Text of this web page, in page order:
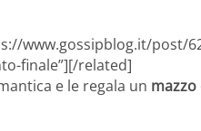
www.gossipblog.it/post/
finale”][/related]
e le regala un